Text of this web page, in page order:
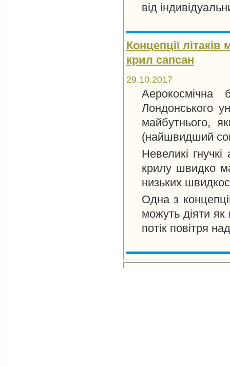
від
Концепції
крил сапсан
29.10.2017
Лондонського
майбутнього,
(найшвидший
Невеликі
крилу швидко
низьких
Одна з
можуть діяти як
потік повітря